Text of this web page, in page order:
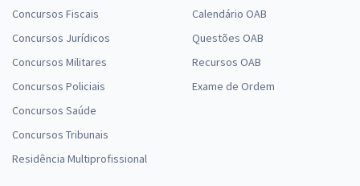
Concursos Fiscais
Concursos Jurídicos
Concursos Militares
Concursos Policiais
Concursos Saúde
Concursos Tribunais
Residência Multiprofissional
Calendário OAB
Questões OAB
Recursos OAB
Exame de Ordem